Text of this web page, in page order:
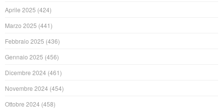
Aprile 2025 (424)
Marzo 2025 (441)
Febbraio 2025 (436)
Gennaio 2025 (456)
Dicembre 2024 (461)
Novembre 2024 (454)
Ottobre 2024 (458)